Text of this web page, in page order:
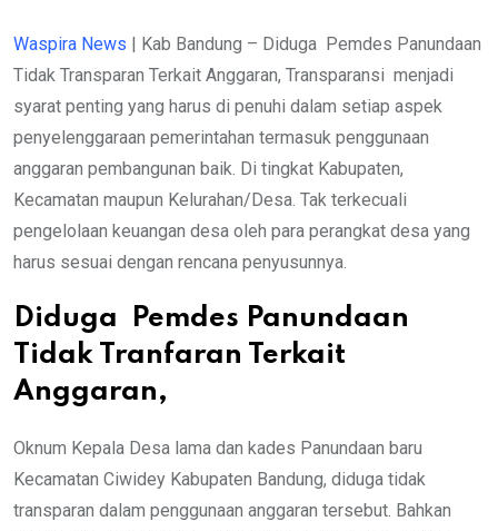
Waspira News | Kab Bandung – Diduga Pemdes Panundaan
Tidak Transparan Terkait Anggaran, Transparansi menjadi
syarat penting yang harus di penuhi dalam setiap aspek
penyelenggaraan pemerintahan termasuk penggunaan
anggaran pembangunan baik. Di tingkat Kabupaten,
Kecamatan maupun Kelurahan/Desa. Tak terkecuali
pengelolaan keuangan desa oleh para perangkat desa yang
harus sesuai dengan rencana penyusunnya.
Diduga Pemdes Panundaan
Tidak Tranfaran Terkait
Anggaran,
Oknum Kepala Desa lama dan kades Panundaan baru
Kecamatan Ciwidey Kabupaten Bandung, diduga tidak
transparan dalam penggunaan anggaran tersebut. Bahkan